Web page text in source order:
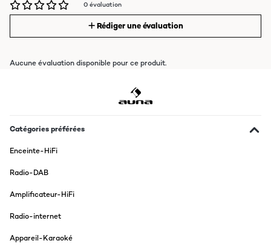
0 évaluation
Rédiger une évaluation
Aucune évaluation disponible pour ce produit.
Catégories préférées
Enceinte-HiFi
Radio-DAB
Amplificateur-HiFi
Radio-internet
Appareil-Karaoké